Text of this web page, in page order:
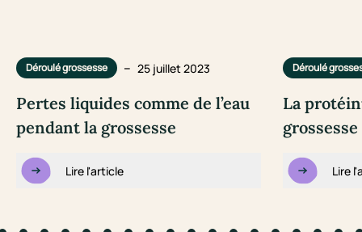
Déroulé grossesse – 25 juillet 2023
Pertes liquides comme de l’eau
pendant la grossesse
Lire l'article
Déroulé
La
Lire